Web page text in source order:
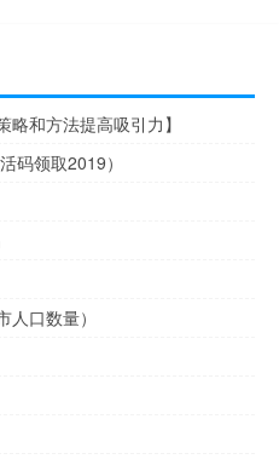
和方法提高吸引力】
码领取2019）
口数量）